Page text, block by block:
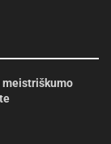
meistriškumo